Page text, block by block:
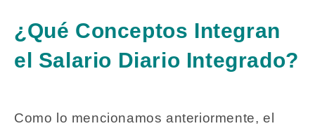
¿Qué Conceptos Integran
el Salario Diario Integrado?
Como lo mencionamos anteriormente, el